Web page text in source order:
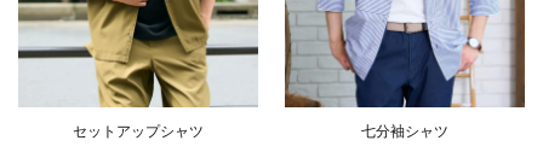
セットアップシャツ 七分袖シャツ